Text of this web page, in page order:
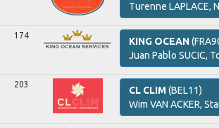
Turenne LAPLACE,
174
KING OCEAN
Juan Pablo SUCIC,
203
CL CLIM(BEL11)
Wim VAN ACKER,